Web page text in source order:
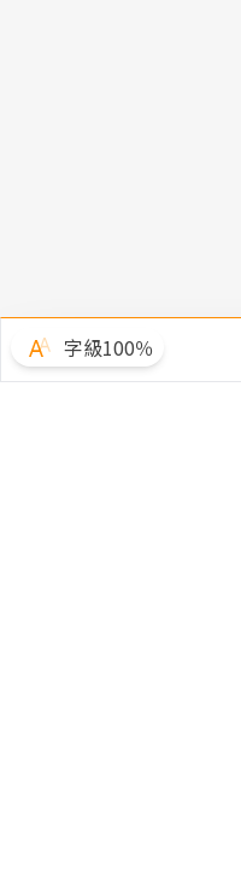
字級100％